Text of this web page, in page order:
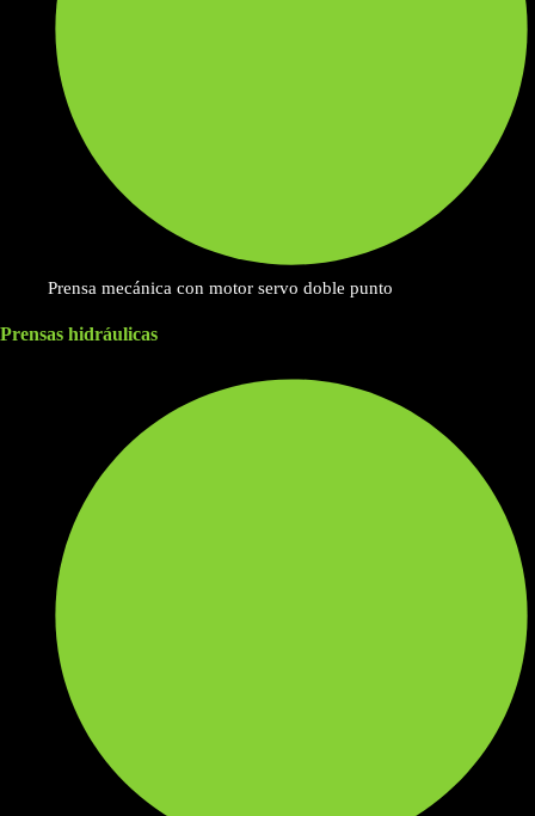
Prensa mecánica con motor servo doble punto
Prensas hidráulicas